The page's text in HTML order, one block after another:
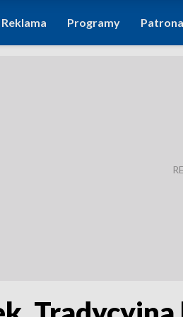
Reklama Programy